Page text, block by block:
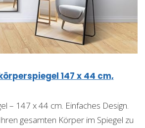
147 x 44 cm,
– 147 x 44 cm. Einfaches Design.
gesamten Körper im Spiegel zu